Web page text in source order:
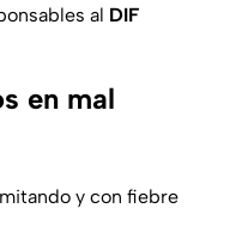
al DIF
en mal
y con fiebre